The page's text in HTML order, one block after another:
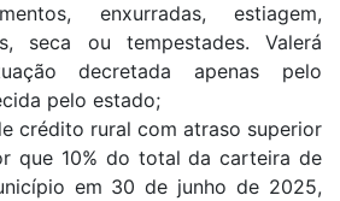
enxurradas, estiagem,
seca ou tempestades. Valerá
decretada apenas pelo
pelo estado;
crédito rural com atraso superior
que 10% do total da carteira de
em 30 de junho de 2025,